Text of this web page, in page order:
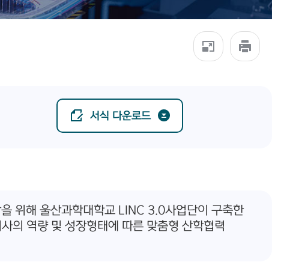
서식 다운로드
위해 울산과학대학교 LINC 3.0사업단이 구축한
의 역량 및 성장형태에 따른 맞춤형 산학협력